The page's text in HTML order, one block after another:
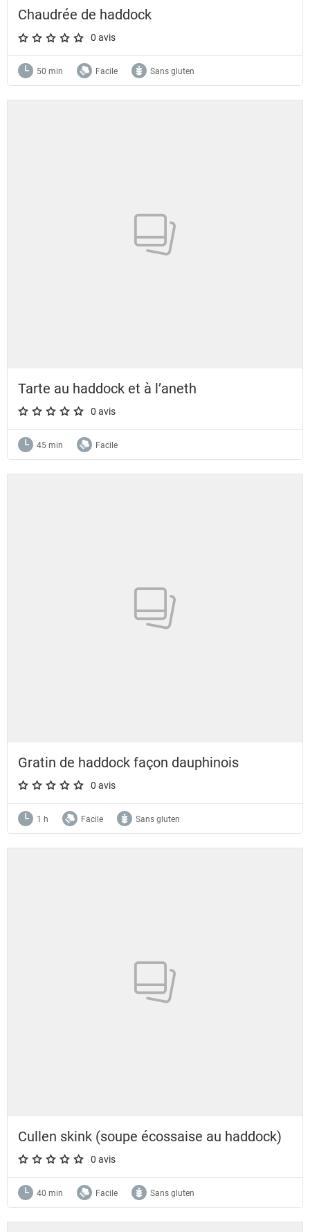
Chaudrée de haddock
A star rating of 0 out of 5.
0 avis
50 min Facile Sans gluten
Tarte au haddock et à l’aneth
A star rating of 0 out of 5.
0 avis
45 min Facile
Gratin de haddock façon dauphinois
A star rating of 0 out of 5.
0 avis
1 h Facile Sans gluten
Cullen skink (soupe écossaise au haddock)
A star rating of 0 out of 5.
0 avis
40 min Facile Sans gluten